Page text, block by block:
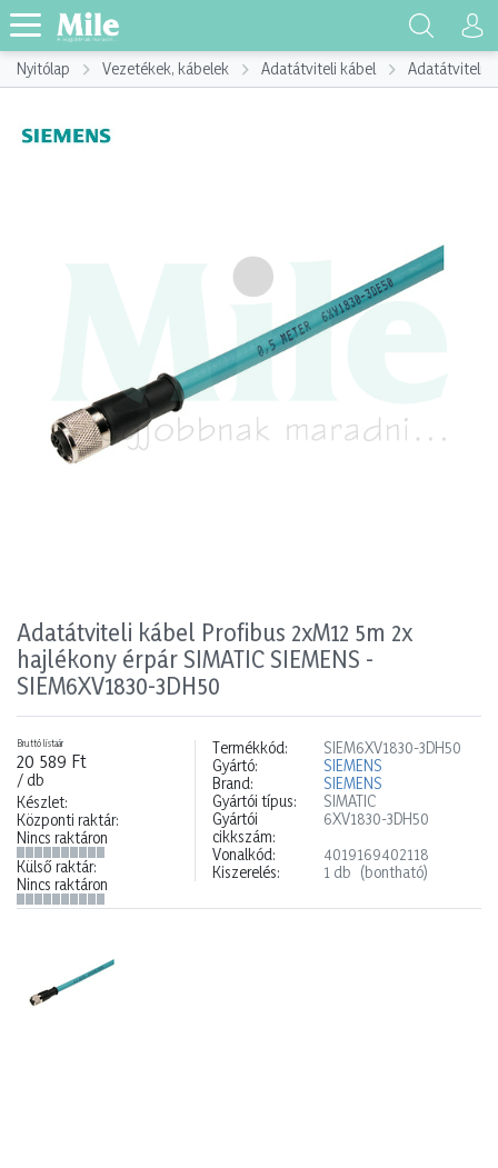
Nyitólap Vezetékek, kábelek Adatátviteli kábel Adatátviteli
Adatátviteli kábel Profibus 2xM12 5m 2x
hajlékony érpár SIMATIC SIEMENS -
SIEM6XV1830-3DH50
Bruttó listaár
20 589 Ft
/ db
Készlet:
Központi raktár:
Nincs raktáron
Külső raktár:
Nincs raktáron
Termékkód:
SIEM6XV1830-3DH50
Gyártó:
SIEMENS
Brand:
SIEMENS
Gyártói típus:
SIMATIC
Gyártói
cikkszám:
6XV1830-3DH50
Vonalkód:
4019169402118
Kiszerelés:
1 db (bontható)